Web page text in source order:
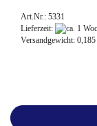
Art.Nr.: 5331
Lieferzeit:
Versandgewicht: 0,185